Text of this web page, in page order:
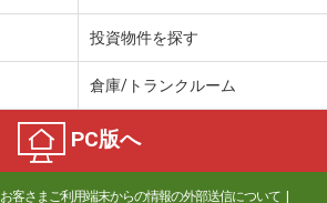
投資物件を探す
倉庫/トランクルーム
PC版へ
お客さまご利用端末からの情報の外部送信について